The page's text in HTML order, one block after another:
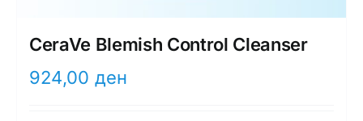
CeraVe Blemish Control Cleanser
924,00 ден